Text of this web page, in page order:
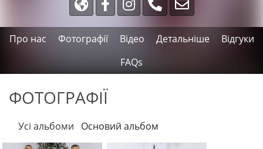
Про нас Фотографії Відео Детальніше
Відгуки
FAQs
ФОТОГРАФІЇ
Усі альбоми Основий альбом